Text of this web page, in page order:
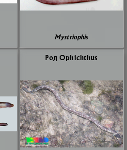
Mystriophis
Род Ophichthus